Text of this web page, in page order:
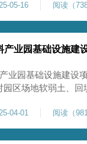
心施工内容为蓄水
工完成后场地上部将
05-16 阅读（
产业园基础设施建
业园基础设施建设
园区场地软弱土、
工作业面积大，我
施工，投入强夯设
04-01 阅读（